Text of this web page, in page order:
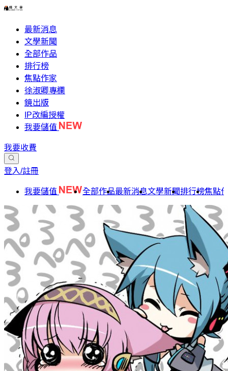
最新消息
文學新聞
全部作品
排行榜
焦點作家
徐淑卿專欄
鏡出版
IP改編授權
我要儲值
我要收費
登入/註冊
我要儲值 全部作品最新消息文學新聞排行榜焦點